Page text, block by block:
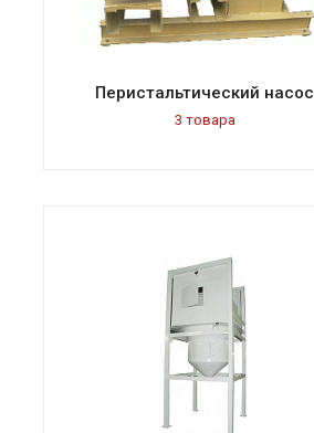
Перистальтический насос
3 товара